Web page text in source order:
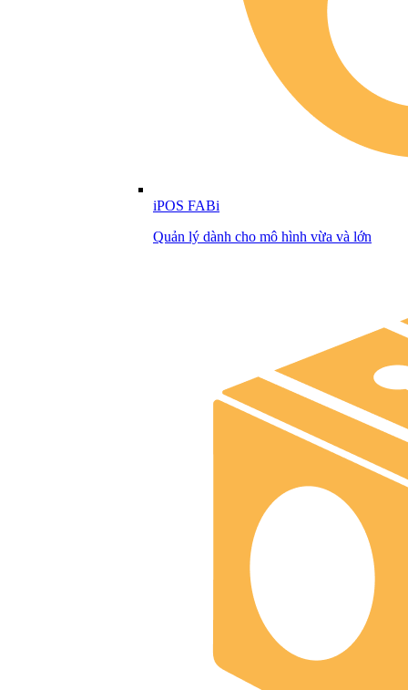
iPOS FABi
Quản lý dành cho mô hình vừa và lớn